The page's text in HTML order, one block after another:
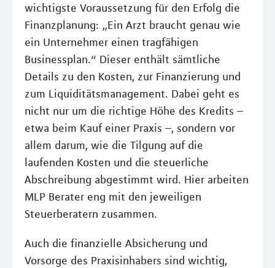
wichtigste Voraussetzung für den Erfolg die
Finanzplanung: „Ein Arzt braucht genau wie
ein Unternehmer einen tragfähigen
Businessplan.“ Dieser enthält sämtliche
Details zu den Kosten, zur Finanzierung und
zum Liquiditätsmanagement. Dabei geht es
nicht nur um die richtige Höhe des Kredits –
etwa beim Kauf einer Praxis –, sondern vor
allem darum, wie die Tilgung auf die
laufenden Kosten und die steuerliche
Abschreibung abgestimmt wird. Hier arbeiten
MLP Berater eng mit den jeweiligen
Steuerberatern zusammen.
Auch die finanzielle Absicherung und
Vorsorge des Praxisinhabers sind wichtig,